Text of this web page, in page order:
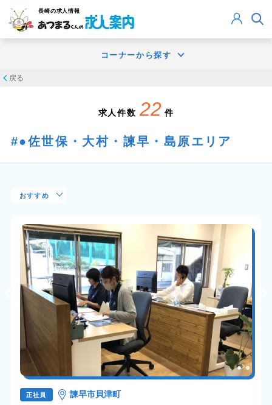
長崎の求人情報
コーナーから探す
戻る
求人件数 22 件
●佐世保・大村・諫早・島原エリア
正社員 諫早市貝津町